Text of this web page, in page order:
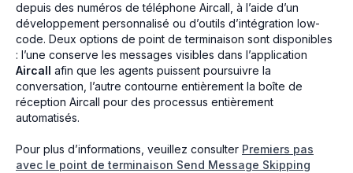
depuis des numéros de téléphone Aircall, à l’aide d’un
développement personnalisé ou d’outils d’intégration low-
code. Deux options de point de terminaison sont disponibles
: l’une conserve les messages visibles dans l’application
Aircall afin que les agents puissent poursuivre la
conversation, l’autre contourne entièrement la boîte de
réception Aircall pour des processus entièrement
automatisés.
Pour plus d’informations, veuillez consulter Premiers pas
avec le point de terminaison Send Message Skipping